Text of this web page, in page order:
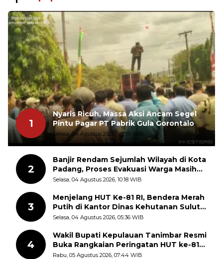
1
Nyaris Ricuh, Massa Aksi Ancam Segel
Pintu Pagar PT Pabrik Gula Gorontalo
Selasa, 04 Agustus 2026, 07:59 WIB
2
Banjir Rendam Sejumlah Wilayah di Kota
Padang, Proses Evakuasi Warga Masih
Berlangsung
Selasa, 04 Agustus 2026, 10:18 WIB
3
Menjelang HUT Ke-81 RI, Bendera Merah
Putih di Kantor Dinas Kehutanan Sulut
Disorot Warga
Selasa, 04 Agustus 2026, 05:36 WIB
4
Wakil Bupati Kepulauan Tanimbar Resmi
Buka Rangkaian Peringatan HUT ke-81
Kemerdekaan RI, ASN Diajak Perkuat
Rabu, 05 Agustus 2026, 07:44 WIB